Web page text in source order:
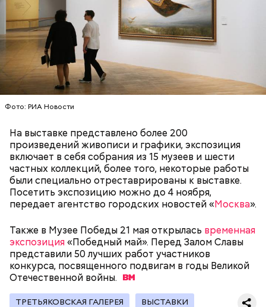
Фото: РИА Новости
На выставке представлено более 200
произведений живописи и графики, экспозиция
включает в себя собрания из 15 музеев и шести
частных коллекций, более того, некоторые работы
были специально отреставрированы к выставке.
Посетить экспозицию можно до 4 ноября,
передает агентство городских новостей «Москва».
Также в Музее Победы 21 мая открылась временная
экспозиция«Победный май». Перед Залом Славы
представили 50 лучших работ участников
конкурса, посвященного подвигам в годы Великой
Отечественной войны.
ТРЕТЬЯКОВСКАЯ ГАЛЕРЕЯ ВЫСТАВКИ
В настоящее время велоинфраструктура «Зеленого
кольца» реализована в пяти округах города,
— Маршрут затрагивает востребованные улицы
районов. Таким образом, жители разных районов
смогут как отдыхать, так и ездить по делам по
реализованным велополосам и велодорожкам.
Существуют несколько версий, какой именно дом
стал прототипом жилища Мастера. Но согласно
Мансуровском переулке. Здесь жили друзья
Булгакова — братья Топлениновы. Писатель часто
приходил к ним в гости и работал над «Мастером и
Маргаритой».
Небольшой деревянный дом построили в начале
XIX века, предположительно, в 1830 годах. В здании
есть полуподвальный этаж, который обустроен
под жилое помещение.